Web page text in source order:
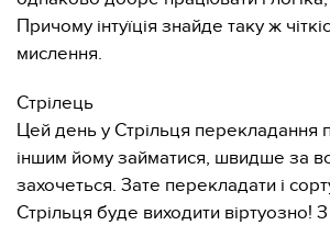
Причому інтуїція знайде таку ж
мислення.
Стрілець
Цей день у Стрільця перекладання
іншим йому займатися, швидше за
захочеться. Зате перекладати і
Стрільця буде виходити віртуозно! З